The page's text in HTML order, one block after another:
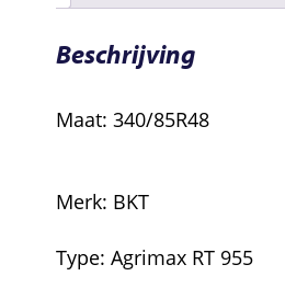
Beschrijving
Maat: 340/85R48
Merk: BKT
Type: Agrimax RT 955